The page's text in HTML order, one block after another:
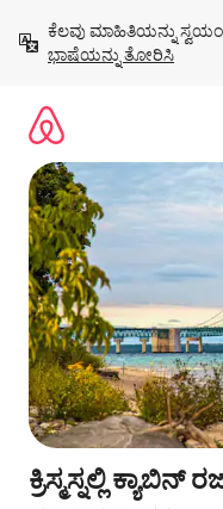
ಹೋಗಿ
ಕೆಲವು ಮಾಹಿತಿಯನ್ನು
ಭಾಷೆಯನ್ನು ತೋರಿಸಿ
ಕ್ರಿಸ್ಮಸ್ನಲ್ಲಿ